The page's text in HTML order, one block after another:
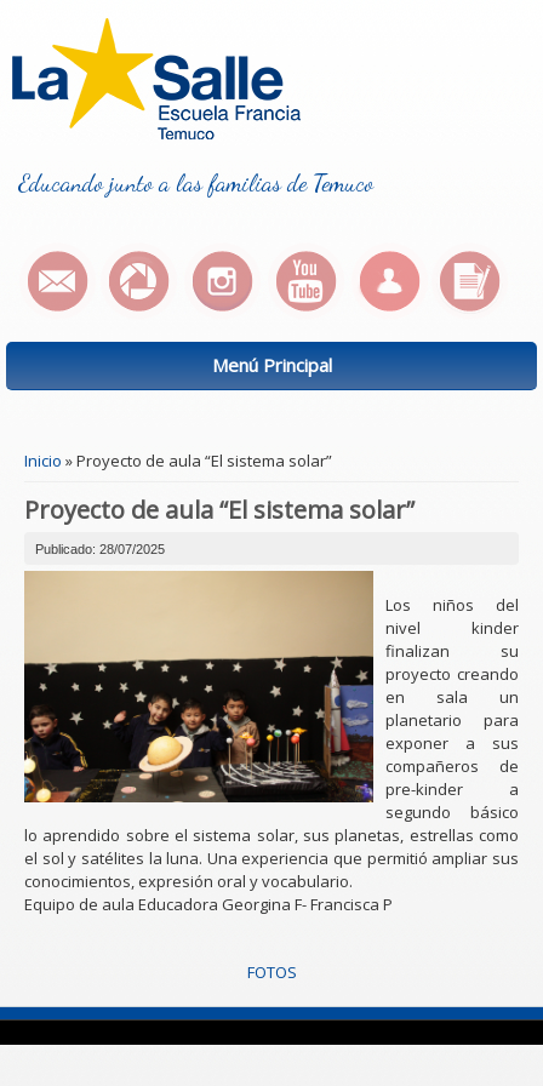
Educando junto a las familias de Temuco
Menú Principal
Inicio » Proyecto de aula “El sistema solar”
Proyecto de aula “El sistema solar”
Publicado: 28/07/2025
Los niños del
nivel kinder
finalizan su
proyecto creando
en sala un
planetario para
exponer a sus
compañeros de
pre-kinder a
segundo básico
lo aprendido sobre el sistema solar, sus planetas, estrellas como
el sol y satélites la luna. Una experiencia que permitió ampliar sus
conocimientos, expresión oral y vocabulario.
Equipo de aula Educadora Georgina F- Francisca P
FOTOS